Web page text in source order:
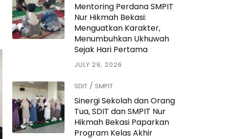
Mentoring Perdana SMPIT
Nur Hikmah Bekasi:
Menguatkan Karakter,
Menumbuhkan Ukhuwah
Sejak Hari Pertama
JULY 29, 2026
SDIT/ SMPIT
Sinergi Sekolah dan Orang
Tua, SDIT dan SMPIT Nur
Hikmah Bekasi Paparkan
Program Kelas Akhir